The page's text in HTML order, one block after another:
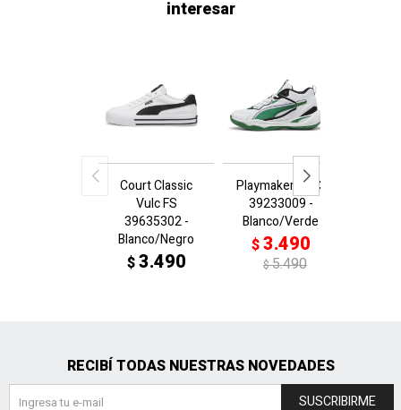
interesar
Court Classic
Vulc FS
39635302 -
Blanco/Negro
$3.490
Playmaker 2023
39233009 -
Blanco/Verde
$3.490
$5.490
RECIBÍ TODAS NUESTRAS NOVEDADES
SUSCRIBIRME